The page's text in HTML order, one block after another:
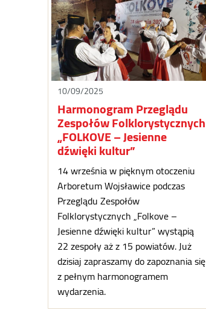
10/09/2025
Harmonogram Przeglądu
Zespołów Folklorystycznych
„FOLKOVE – Jesienne
dźwięki kultur”
14 września w pięknym otoczeniu
Arboretum Wojsławice podczas
Przeglądu Zespołów
Folklorystycznych „Folkove –
Jesienne dźwięki kultur” wystąpią
22 zespoły aż z 15 powiatów. Już
dzisiaj zapraszamy do zapoznania się
z pełnym harmonogramem
wydarzenia.